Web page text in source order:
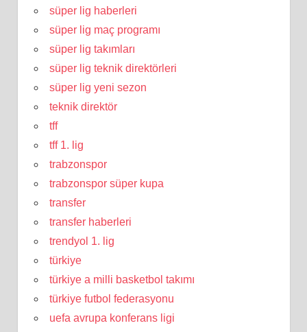
süper lig haberleri
süper lig maç programı
süper lig takımları
süper lig teknik direktörleri
süper lig yeni sezon
teknik direktör
tff
tff 1. lig
trabzonspor
trabzonspor süper kupa
transfer
transfer haberleri
trendyol 1. lig
türkiye
türkiye a milli basketbol takımı
türkiye futbol federasyonu
uefa avrupa konferans ligi